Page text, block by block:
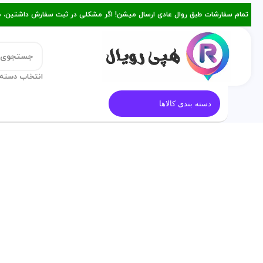
تمام سفارشات طبق روال عادی ارسال میشن! اگر مشکلی در ثبت سفارش داشتین، میتونین با ۰۹۳۸۲۱۵۳۴۷۸ از طریق روبیکا یا تماس
انتخاب
دسته بندی کالاها